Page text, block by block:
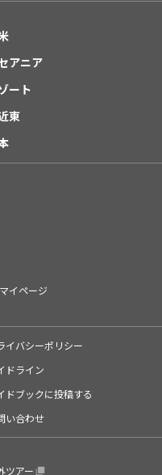
アニア
ート
東
マイページ
イバシーポリシー
ドライン
ドブックに投稿する
い合わせ
ツアー